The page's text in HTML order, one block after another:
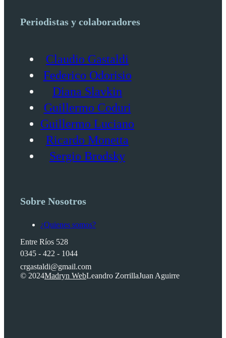
Periodistas y colaboradores
Claudio Gastaldi
Federico Odorisio
Diana Slavkin
Guillermo Coduri
Guillermo Luciano
Ricardo Monetta
Sergio Brodsky
Sobre Nosotros
¿Quienes somos?
Entre Ríos 528
0345 - 422 - 1044
crgastaldi@gmail.com
© 2024Madryn WebLeandro ZorrillaJuan Aguirre